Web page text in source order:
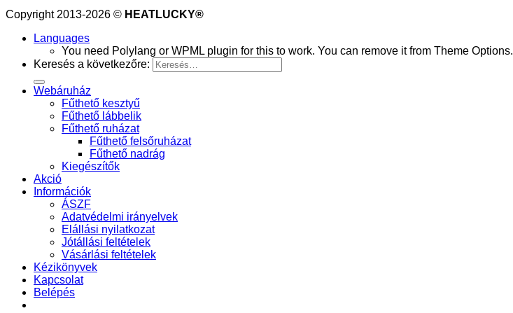
Copyright 2013-2026 © HEATLUCKY®
Languages
You need Polylang or WPML plugin for this to work. You can remove it from Theme Options.
Keresés a következőre:
Webáruház
Fűthető kesztyű
Fűthető lábbelik
Fűthető ruházat
Fűthető felsőruházat
Fűthető nadrág
Kiegészítők
Akció
Információk
ÁSZF
Adatvédelmi irányelvek
Elállási nyilatkozat
Jótállási feltételek
Vásárlási feltételek
Kézikönyvek
Kapcsolat
Belépés